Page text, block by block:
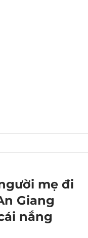
mẹ đi
Giang
nắng